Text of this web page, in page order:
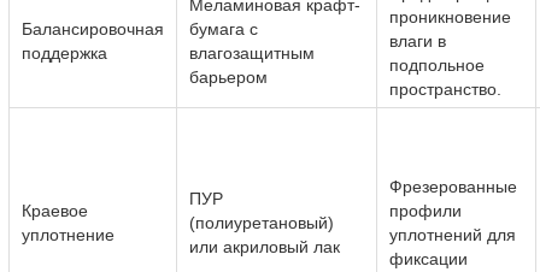
Балансировочная
поддержка
Меламиновая крафт-
бумага с
влагозащитным
барьером
проникновение
влаги в
подпольное
пространство.
Краевое
уплотнение
ПУР
(полиуретановый)
или акриловый лак
Фрезерованные
профили
уплотнений для
фиксации